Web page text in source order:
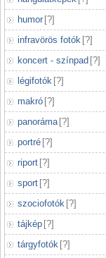
humor [?]
infravörös fotók [?]
koncert - színpad [?]
légifotók [?]
makró [?]
panoráma [?]
portré [?]
riport [?]
sport [?]
szociofotók [?]
tájkép [?]
tárgyfotók [?]